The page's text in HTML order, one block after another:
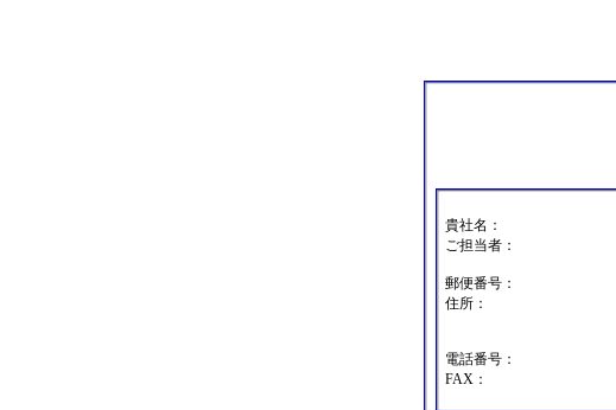
貴社名：
ご担当者：
郵便番号：
住所：
電話番号：
FAX：